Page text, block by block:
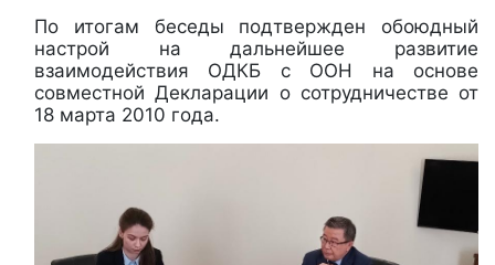
По итогам беседы подтвержден обоюдный
настрой на дальнейшее развитие
взаимодействия ОДКБ с ООН на основе
совместной Декларации о сотрудничестве от
18 марта 2010 года.